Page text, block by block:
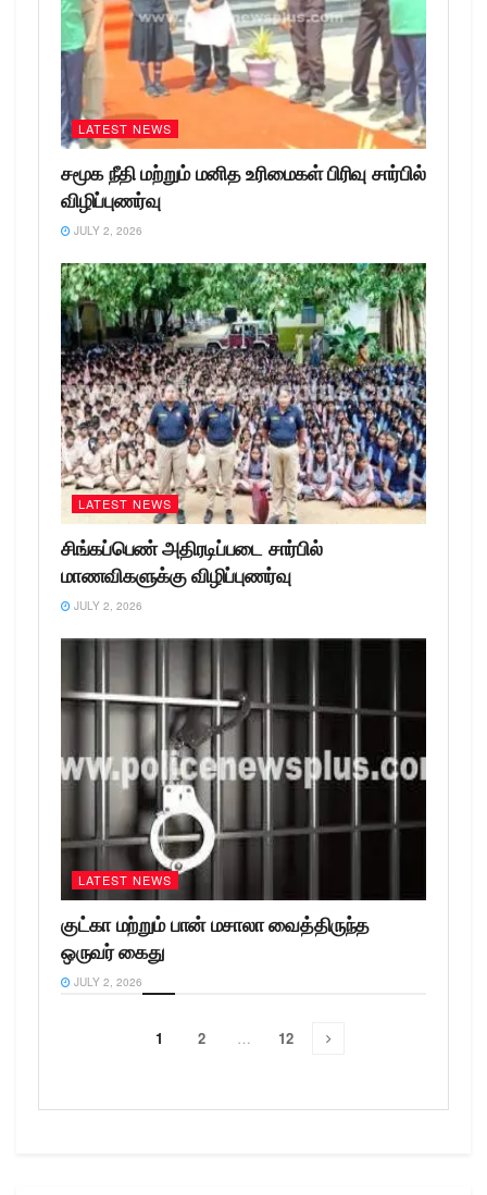
LATEST NEWS
சமூக நீதி மற்றும் மனித உரிமைகள் பிரிவு சார்பில்
விழிப்புணர்வு
JULY 2, 2026
LATEST NEWS
சிங்கப்பெண் அதிரடிப்படை சார்பில்
மாணவிகளுக்கு விழிப்புணர்வு
JULY 2, 2026
LATEST NEWS
குட்கா மற்றும் பான் மசாலா வைத்திருந்த
ஒருவர் கைது
JULY 2, 2026
1 2 … 12